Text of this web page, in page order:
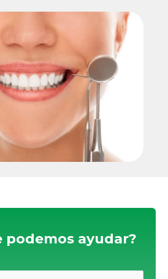
podemos ayudar?